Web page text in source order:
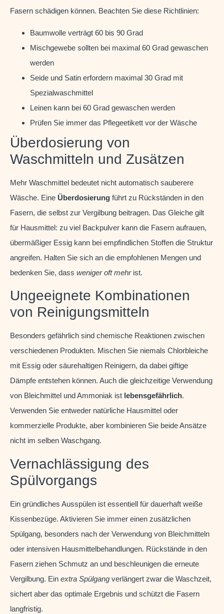
Fasern schädigen können. Beachten Sie diese Richtlinien:
Baumwolle verträgt 60 bis 90 Grad
Mischgewebe sollten bei maximal 60 Grad gewaschen
werden
Seide und Satin erfordern maximal 30 Grad mit
Spezialwaschmittel
Leinen kann bei 60 Grad gewaschen werden
Prüfen Sie immer das Pflegeetikett vor der Wäsche
Überdosierung von
Waschmitteln und Zusätzen
Mehr Waschmittel bedeutet nicht automatisch sauberere
Wäsche. Eine Überdosierung führt zu Rückständen in den
Fasern, die selbst zur Vergilbung beitragen. Das Gleiche gilt
für Hausmittel: zu viel Backpulver kann die Fasern aufrauen,
übermäßiger Essig kann bei empfindlichen Stoffen die Struktur
angreifen. Halten Sie sich an die empfohlenen Mengen und
bedenken Sie, dass weniger oft mehrist.
Ungeeignete Kombinationen
von Reinigungsmitteln
Besonders gefährlich sind chemische Reaktionen zwischen
verschiedenen Produkten. Mischen Sie niemals Chlorbleiche
mit Essig oder säurehaltigen Reinigern, da dabei giftige
Dämpfe entstehen können. Auch die gleichzeitige Verwendung
von Bleichmittel und Ammoniak ist lebensgefährlich.
Verwenden Sie entweder natürliche Hausmittel oder
kommerzielle Produkte, aber kombinieren Sie beide Ansätze
nicht im selben Waschgang.
Vernachlässigung des
Spülvorgangs
Ein gründliches Ausspülen ist essentiell für dauerhaft weiße
Kissenbezüge. Aktivieren Sie immer einen zusätzlichen
Spülgang, besonders nach der Verwendung von Bleichmitteln
oder intensiven Hausmittelbehandlungen. Rückstände in den
Fasern ziehen Schmutz an und beschleunigen die erneute
Vergilbung. Ein extra Spülgang verlängert zwar die Waschzeit,
sichert aber das optimale Ergebnis und schützt die Fasern
langfristig.